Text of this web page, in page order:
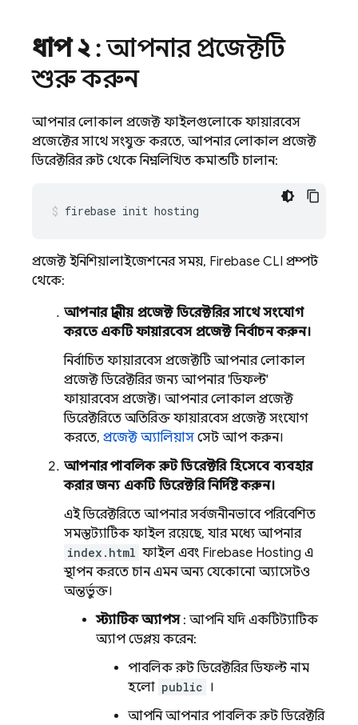
ধাপ ২: আপনার প্রজেক্টটি
শুরু করুন
আপনার লোকাল প্রজেক্ট ফাইলগুলোকে ফায়ারবেস
প্রজেক্টের সাথে সংযুক্ত করতে, আপনার লোকাল প্রজেক্ট
ডিরেক্টরির রুট থেকে নিম্নলিখিত কমান্ডটি চালান:
firebase init hosting
প্রজেক্ট ইনিশিয়ালাইজেশনের সময়, Firebase CLI প্রম্পট
থেকে:
আপনার স্থানীয় প্রজেক্ট ডিরেক্টরির সাথে সংযোগ
করতে একটি ফায়ারবেস প্রজেক্ট নির্বাচন করুন।
নির্বাচিত ফায়ারবেস প্রজেক্টটি আপনার লোকাল
প্রজেক্ট ডিরেক্টরির জন্য আপনার 'ডিফল্ট'
ফায়ারবেস প্রজেক্ট। আপনার লোকাল প্রজেক্ট
ডিরেক্টরিতে অতিরিক্ত ফায়ারবেস প্রজেক্ট সংযোগ
করতে, প্রজেক্ট অ্যালিয়াস সেট আপ করুন।
আপনার পাবলিক রুট ডিরেক্টরি হিসেবে ব্যবহার
করার জন্য একটি ডিরেক্টরি নির্দিষ্ট করুন।
এই ডিরেক্টরিতে আপনার সর্বজনীনভাবে পরিবেশিত
সমস্ত স্ট্যাটিক ফাইল রয়েছে, যার মধ্যে আপনার
index.html ফাইল এবং Firebase Hosting এ
স্থাপন করতে চান এমন অন্য যেকোনো অ্যাসেটও
অন্তর্ভুক্ত।
স্ট্যাটিক অ্যাপস: আপনি যদি একটি স্ট্যাটিক
অ্যাপ ডেপ্লয় করেন:
পাবলিক রুট ডিরেক্টরির ডিফল্ট নাম
হলো public ।
আপনি আপনার পাবলিক রুট ডিরেক্টরি